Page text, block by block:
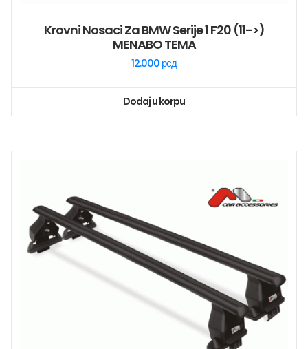
Krovni Nosaci Za BMW Serije 1 F20 (11->)
MENABO TEMA
12.000 рсд
Dodaj u korpu